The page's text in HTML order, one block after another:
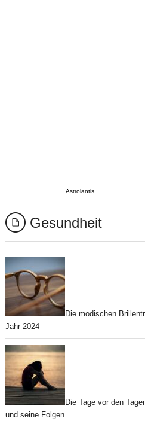
Astrolantis
Gesundheit
Die modischen
Jahr 2024
Die Tage vor den
und seine Folgen